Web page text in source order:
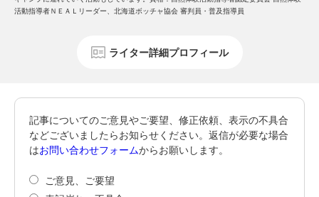
活動指導者ＮＥＡＬリーダー、北海道ボッチャ協会 審判員・普及指導員
ライター詳細プロフィール
記事についてのご意見やご要望、修正依頼、表示の不具合
などございましたらお知らせください。返信が必要な場合
はお問い合わせフォームからお願いします。
ご意見、ご要望